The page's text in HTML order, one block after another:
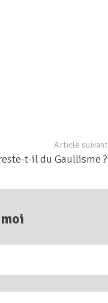
Article suivant
t-il du Gaullisme ?